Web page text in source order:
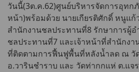
วันนี้(3ต.ค.62)ศูนย์บริหารจัดการอุท
หน้า)พร้อมด้วย นายเกียรติศักดิ์ หนูแก้
สำนักงานชลประทานที่8 รักษาการผู้
ชลประทานที่7 และเจ้าหน้าที่สำนักง
ที่ติดตามการฟื้นฟูพื้นที่หลังน้ำลด ณ วั
อ.วารินชำราบ และ วัดท่ากกแห่ ต.แ